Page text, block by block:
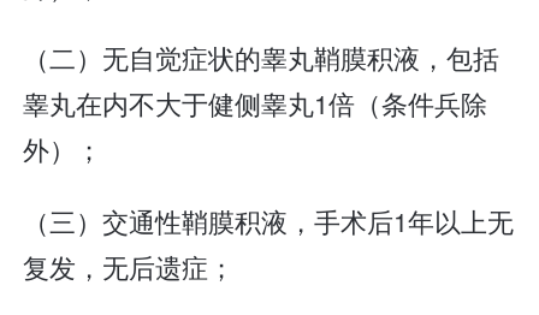
（二）无自觉症状的睾丸鞘膜积液，包括
睾丸在内不大于健侧睾丸1倍（条件兵除
外）；
（三）交通性鞘膜积液，手术后1年以上无
复发，无后遗症；